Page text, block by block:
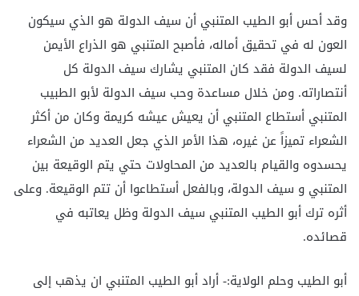
وقد أحس أبو الطيب المتنبي أن سيف الدولة هو الذي سيكون
العون له في تحقيق أماله، فأصبح المتنبي هو الذراع الأيمن
لسيف الدولة فقد كان المتنبي يشارك سيف الدولة كل
أنتصاراته. ومن خلال مساعدة وحب سيف الدولة لأبو الطبيب
المتنبي أستطاع المتنبي أن يعيش عيشه كريمة وكان من أكثر
الشعراء تميزاً عن غيره، هذا الأمر الذي جعل العديد من الشعراء
يحسدوه والقيام بالعديد من المحاولات حتي يتم الوقيعة بين
المتنبي و سيف الدولة، وبالفعل أستطاعوا أن تتم الوقيعة. وعلى
أثره ترك أبو الطيب المتنبي سيف الدولة وظل يعاتبه في
قصائده.
أبو الطيب وحلم الولاية:- أراد أبو الطيب المتنبي ان يذهب إلى